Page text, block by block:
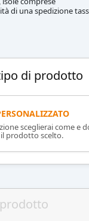
di una spedizione
di prodotto
sceglierai come e
prodotto scelto.